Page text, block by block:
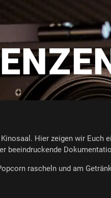
Hier zeigen wir Euch
beeindruckende
rascheln und am